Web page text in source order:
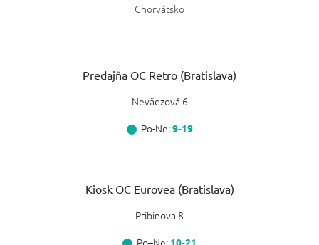
Chorvátsko
Predajňa OC Retro (Bratislava)
Nevädzová 6
Po-Ne:9-19
Kiosk OC Eurovea (Bratislava)
Pribinova 8
Po–Ne: 10-21